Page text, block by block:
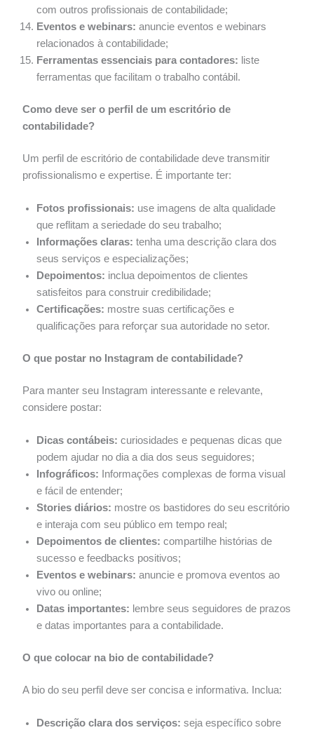
com outros profissionais de contabilidade;
Eventos e webinars: anuncie eventos e webinars
relacionados à contabilidade;
Ferramentas essenciais para contadores: liste
ferramentas que facilitam o trabalho contábil.
Como deve ser o perfil de um escritório de
contabilidade?
Um perfil de escritório de contabilidade deve transmitir
profissionalismo e expertise. É importante ter:
Fotos profissionais: use imagens de alta qualidade
que reflitam a seriedade do seu trabalho;
Informações claras: tenha uma descrição clara dos
seus serviços e especializações;
Depoimentos: inclua depoimentos de clientes
satisfeitos para construir credibilidade;
Certificações: mostre suas certificações e
qualificações para reforçar sua autoridade no setor.
O que postar no Instagram de contabilidade?
Para manter seu Instagram interessante e relevante,
considere postar:
Dicas contábeis: curiosidades e pequenas dicas que
podem ajudar no dia a dia dos seus seguidores;
Infográficos: Informações complexas de forma visual
e fácil de entender;
Stories diários: mostre os bastidores do seu escritório
e interaja com seu público em tempo real;
Depoimentos de clientes: compartilhe histórias de
sucesso e feedbacks positivos;
Eventos e webinars: anuncie e promova eventos ao
vivo ou online;
Datas importantes: lembre seus seguidores de prazos
e datas importantes para a contabilidade.
O que colocar na bio de contabilidade?
A bio do seu perfil deve ser concisa e informativa. Inclua:
Descrição clara dos serviços: seja específico sobre